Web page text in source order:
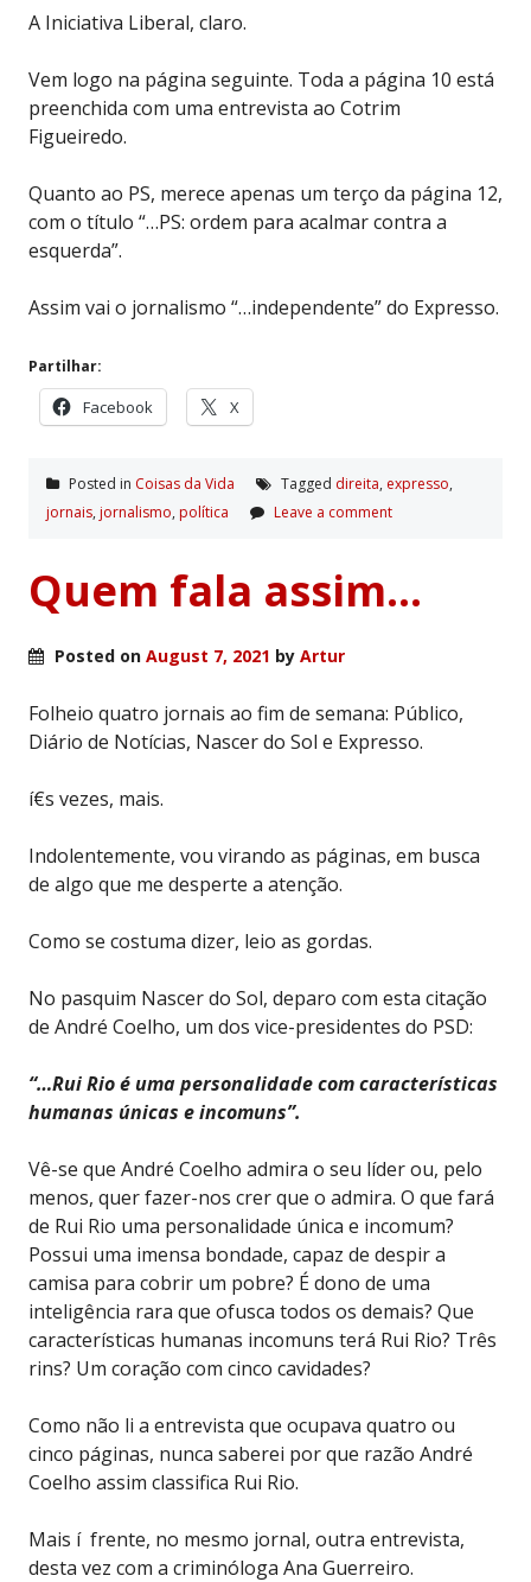
A Iniciativa Liberal, claro.
Vem logo na página seguinte. Toda a página 10 está
preenchida com uma entrevista ao Cotrim
Figueiredo.
Quanto ao PS, merece apenas um terço da página 12,
com o título “…PS: ordem para acalmar contra a
esquerda”.
Assim vai o jornalismo “…independente” do Expresso.
Partilhar:
Facebook X
Posted in Coisas da Vida Tagged direita, expresso,
jornais, jornalismo, polí­tica Leave a comment
Quem fala assim…
Posted on August 7, 2021 by Artur
Folheio quatro jornais ao fim de semana: Público,
Diário de Notícias, Nascer do Sol e Expresso.
í€s vezes, mais.
Indolentemente, vou virando as páginas, em busca
de algo que me desperte a atenção.
Como se costuma dizer, leio as gordas.
No pasquim Nascer do Sol, deparo com esta citação
de André Coelho, um dos vice-presidentes do PSD:
“…Rui Rio é uma personalidade com características
humanas únicas e incomuns”.
Vê-se que André Coelho admira o seu líder ou, pelo
menos, quer fazer-nos crer que o admira. O que fará
de Rui Rio uma personalidade única e incomum?
Possui uma imensa bondade, capaz de despir a
camisa para cobrir um pobre? É dono de uma
inteligência rara que ofusca todos os demais? Que
características humanas incomuns terá Rui Rio? Três
rins? Um coração com cinco cavidades?
Como não li a entrevista que ocupava quatro ou
cinco páginas, nunca saberei por que razão André
Coelho assim classifica Rui Rio.
Mais í frente, no mesmo jornal, outra entrevista,
desta vez com a criminóloga Ana Guerreiro.